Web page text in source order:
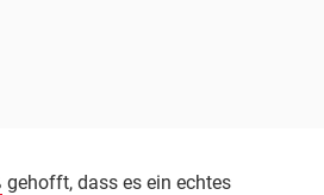
gehofft, dass es ein echtes